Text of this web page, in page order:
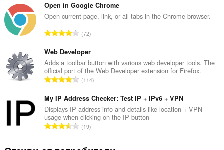
о
ц
е
н
к
и
:
щ
б
о
о
ц
е
н
к
и
:
Open in Google Chrome
Open current page, link, or all tabs in the Chrome browser.
О
щ
б
р
о
о
ц
е
н
72
Web Developer
Adds a toolbar button with various web developer tools. The
official port of the Web Developer extension for Firefox.
О
щ
б
р
о
114
My IP Address Checker: Test IP + IPv6 + VPN
Displays IP address info and details like location + VPN
usage when clicking on the IP button
О
щ
19